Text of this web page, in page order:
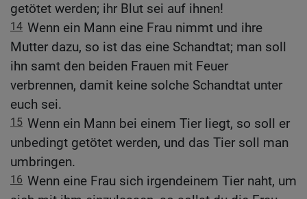
getötet werden; ihr Blut sei auf ihnen!
14 Wenn ein Mann eine Frau nimmt und ihre
Mutter dazu, so ist das eine Schandtat; man soll
ihn samt den beiden Frauen mit Feuer
verbrennen, damit keine solche Schandtat unter
euch sei.
15 Wenn ein Mann bei einem Tier liegt, so soll er
unbedingt getötet werden, und das Tier soll man
umbringen.
16 Wenn eine Frau sich irgendeinem Tier naht, um